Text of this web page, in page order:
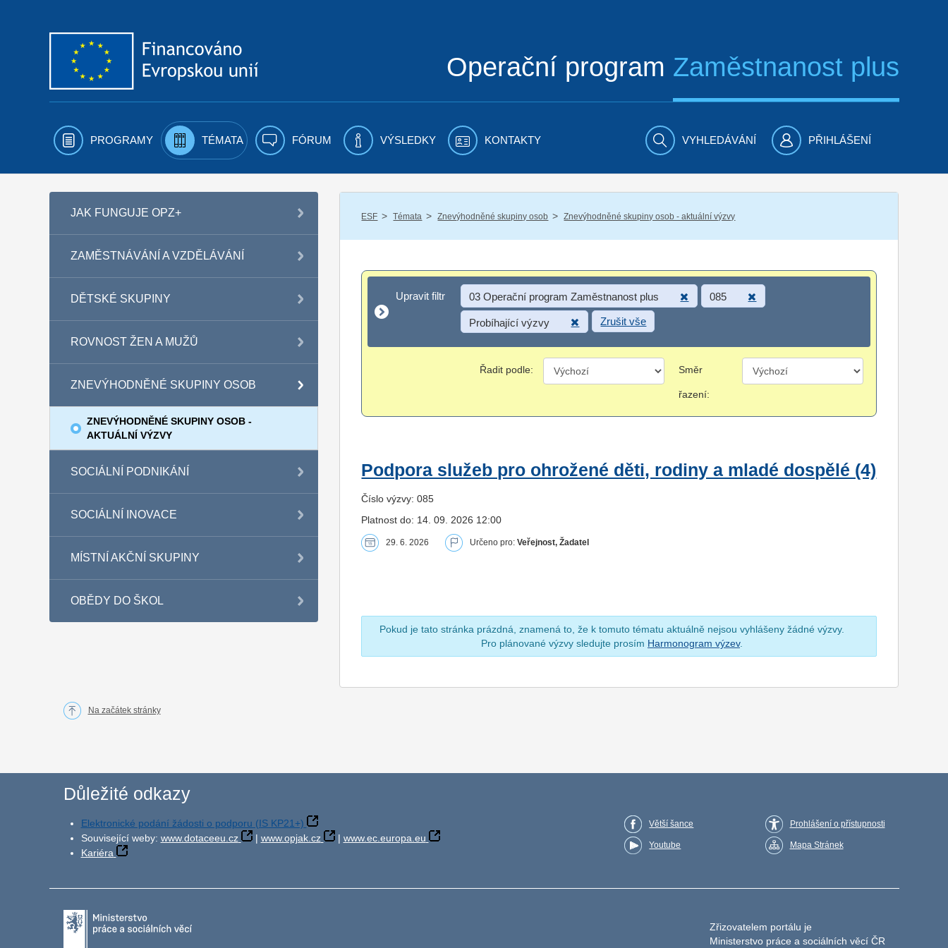
Operační program Zaměstnanost plus
PROGRAMY TÉMATA FÓRUM VÝSLEDKY KONTAKTY VYHLEDÁVÁNÍ PŘIHLÁŠENÍ
JAK FUNGUJE OPZ+
ZAMĚSTNÁVÁNÍ A VZDĚLÁVÁNÍ
DĚTSKÉ SKUPINY
ROVNOST ŽEN A MUŽŮ
ZNEVÝHODNĚNÉ SKUPINY OSOB
ZNEVÝHODNĚNÉ SKUPINY OSOB -
AKTUÁLNÍ VÝZVY
SOCIÁLNÍ PODNIKÁNÍ
SOCIÁLNÍ INOVACE
MÍSTNÍ AKČNÍ SKUPINY
OBĚDY DO ŠKOL
ESF / Témata / Znevýhodněné skupiny osob / Znevýhodněné skupiny osob - aktuální výzvy
Upravit filtr
Upravit filtr 03 Operační program Zaměstnanost plus 085
Probíhající výzvy Zrušit vše
Řadit podle: Směr
řazení:
Podpora služeb pro ohrožené děti, rodiny a mladé dospělé (4)
Číslo výzvy: 085
Platnost do: 14. 09. 2026 12:00
29. 6. 2026 Určeno pro:Veřejnost, Žadatel
Pokud je tato stránka prázdná, znamená to, že k tomuto tématu aktuálně nejsou vyhlášeny žádné výzvy.
Pro plánované výzvy sledujte prosím Harmonogram výzev.
Na začátek stránky
Důležité odkazy
Elektronické podání žádosti o podporu (IS KP21+)
Související weby: www.dotaceeu.cz | www.opjak.cz | www.ec.europa.eu
Kariéra
Větší šance
Youtube
Prohlášení o přístupnosti
Mapa Stránek
Zřizovatelem portálu je
Ministerstvo práce a sociálních věcí ČR